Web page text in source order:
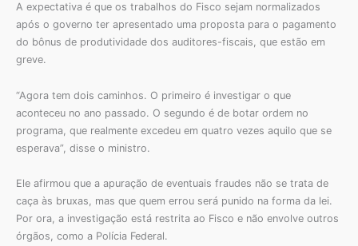
A expectativa é que os trabalhos do Fisco sejam normalizados
após o governo ter apresentado uma proposta para o pagamento
do bônus de produtividade dos auditores-fiscais, que estão em
greve.
“Agora tem dois caminhos. O primeiro é investigar o que
aconteceu no ano passado. O segundo é de botar ordem no
programa, que realmente excedeu em quatro vezes aquilo que se
esperava”, disse o ministro.
Ele afirmou que a apuração de eventuais fraudes não se trata de
caça às bruxas, mas que quem errou será punido na forma da lei.
Por ora, a investigação está restrita ao Fisco e não envolve outros
órgãos, como a Polícia Federal.